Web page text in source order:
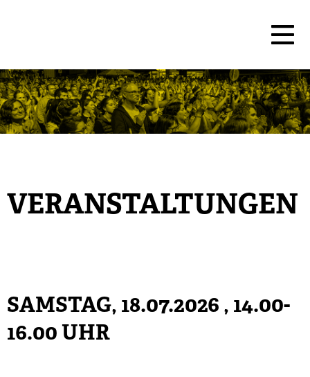
VERANSTALTUNGEN
SAMSTAG, 18.07.2026 , 14.00-
16.00 UHR